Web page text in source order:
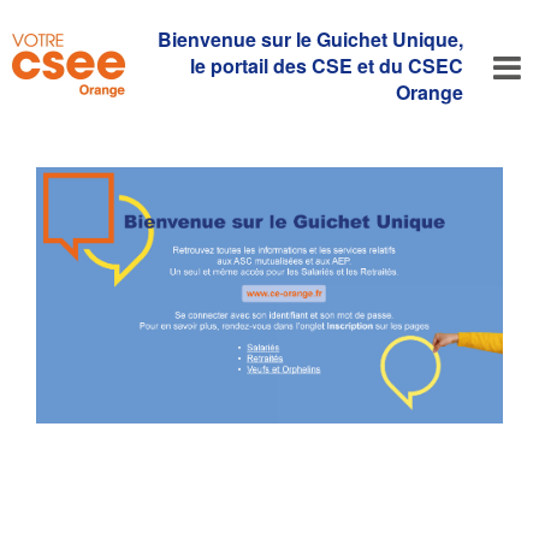
Bienvenue sur le Guichet Unique,
le portail des CSE et du CSEC
Orange